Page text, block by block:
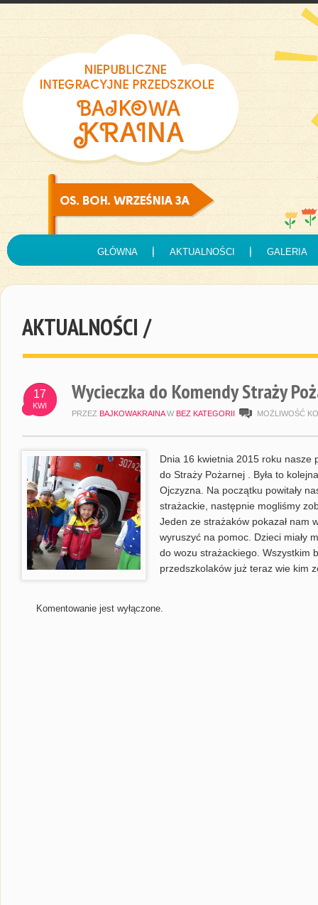
GŁÓWNA AKTUALNOŚCI GALERIA
AKTUALNOŚCI /
17
KWI
Wycieczka do Komendy Straży
PRZEZ BAJKOWAKRAINA W BEZ KATEGORII MOŻLIWOŚĆ
Dnia 16 kwietnia 2015 roku nasze
do Straży Pożarnej . Była to
Ojczyzna. Na początku powitały
strażackie, następnie mogliśmy
Jeden ze strażaków pokazał nam
wyruszyć na pomoc. Dzieci miały
do wozu strażackiego. Wszystkim
przedszkolaków już teraz wie kim
Komentowanie jest wyłączone.